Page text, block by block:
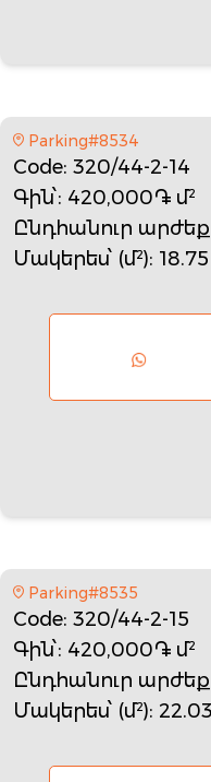
Parking#8534
Code: 320/44-2-14
Գին՝: 420,000֏ մ²
Ընդհանուր արժեք
Մակերես՝ (մ²): 18.75
Parking#8535
Code: 320/44-2-15
Գին՝: 420,000֏ մ²
Ընդհանուր արժեք
Մակերես՝ (մ²): 22.03